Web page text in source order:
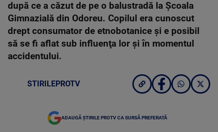
după ce a căzut de pe o balustradă la Şcoala
Gimnazială din Odoreu. Copilul era cunoscut
drept consumator de etnobotanice şi e posibil
să se fi aflat sub influenţa lor şi în momentul
accidentului.
STIRILEPROTV
ADAUGĂ ȘTIRILE PROTV CA SURSĂ PREFERATĂ